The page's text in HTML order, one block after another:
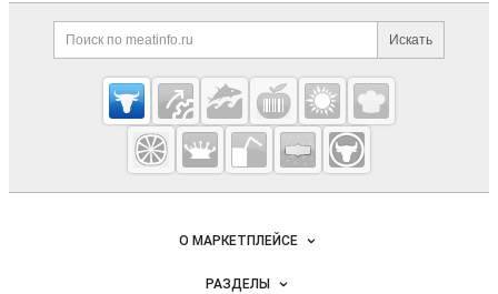
Дополнительная информация
Поиск по сайту и
Искать
Cсылки на полезные проекты
Meatinfo.ru —
мясо и
мясопродукты
Важные разделы и контакты
Навигация по сайтуО МАРКЕТПЛЕЙСЕ
Новости Meatinfo.ru
РАЗДЕЛЫ